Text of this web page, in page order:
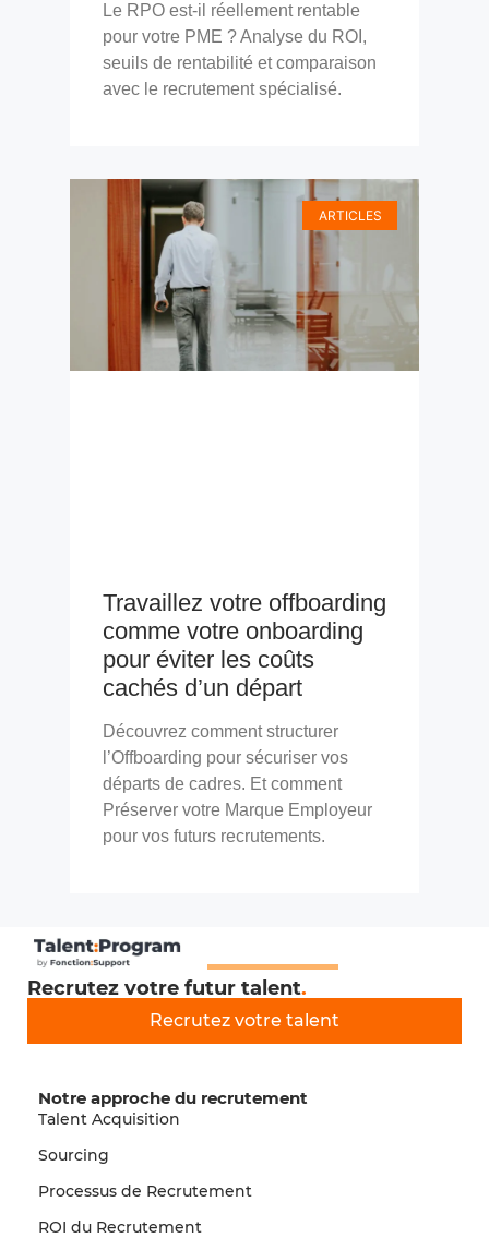
Le RPO est-il réellement rentable
pour votre PME ? Analyse du ROI,
seuils de rentabilité et comparaison
avec le recrutement spécialisé.
ARTICLES
Travaillez votre offboarding
comme votre onboarding
pour éviter les coûts
cachés d’un départ
Découvrez comment structurer
l’Offboarding pour sécuriser vos
départs de cadres. Et comment
Préserver votre Marque Employeur
pour vos futurs recrutements.
Recrutez votre futur talent.
Recrutez votre talent
Notre approche du recrutement
Talent Acquisition
Sourcing
Processus de Recrutement
ROI du Recrutement